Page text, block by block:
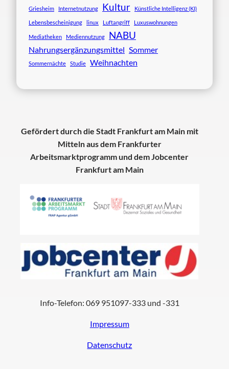
Griesheim Internetnutzung Kultur Künstliche Intelligenz (KI)
Lebensbescheinigung linux Luftangriff Luxuswohnungen
Mediatheken Mediennutzung NABU
Nahrungsergänzungsmittel Sommer
Sommernächte Studie Weihnachten
Gefördert durch die Stadt Frankfurt am Main mit
Mitteln aus dem Frankfurter
Arbeitsmarktprogramm und dem Jobcenter
Frankfurt am Main
Info-Telefon: 069 951097-333 und -331
Impressum
Datenschutz